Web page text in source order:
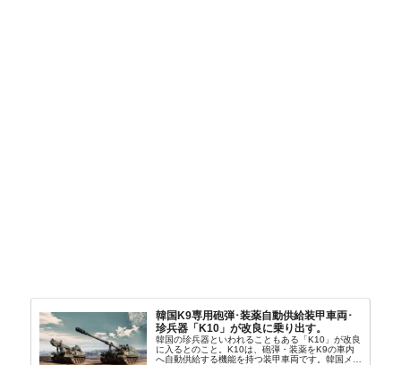
韓国K9専用砲弾･装薬自動供給装甲車両･
珍兵器「K10」が改良に乗り出す。
韓国の珍兵器といわれることもある「K10」が改良
に入るとのこと。K10は、砲弾・装薬をK9の車内
へ自動供給する機能を持つ装甲車両です。韓国メデ